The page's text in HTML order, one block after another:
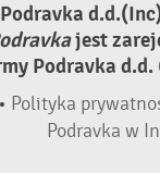
jest
Podravka d.d.
• Polityka
Podravka w